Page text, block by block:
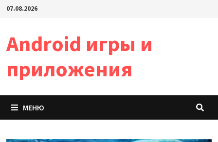
Перейти
07.08.2026
Android игры и
приложения
МЕНЮ